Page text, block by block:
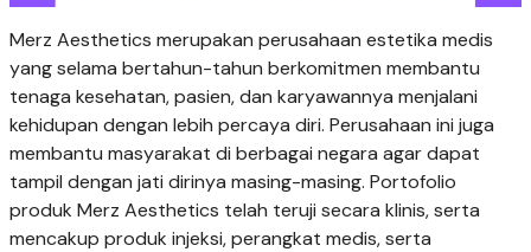
Merz Aesthetics merupakan perusahaan estetika medis
yang selama bertahun-tahun berkomitmen membantu
tenaga kesehatan, pasien, dan karyawannya menjalani
kehidupan dengan lebih percaya diri. Perusahaan ini juga
membantu masyarakat di berbagai negara agar dapat
tampil dengan jati dirinya masing-masing. Portofolio
produk Merz Aesthetics telah teruji secara klinis, serta
mencakup produk injeksi, perangkat medis, serta